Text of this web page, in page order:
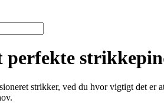
perfekte
strikker, ved du hvor vigtigt det